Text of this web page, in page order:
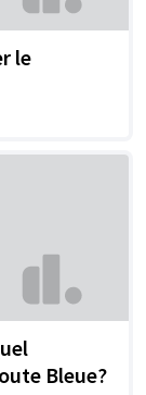
le
Bleue?